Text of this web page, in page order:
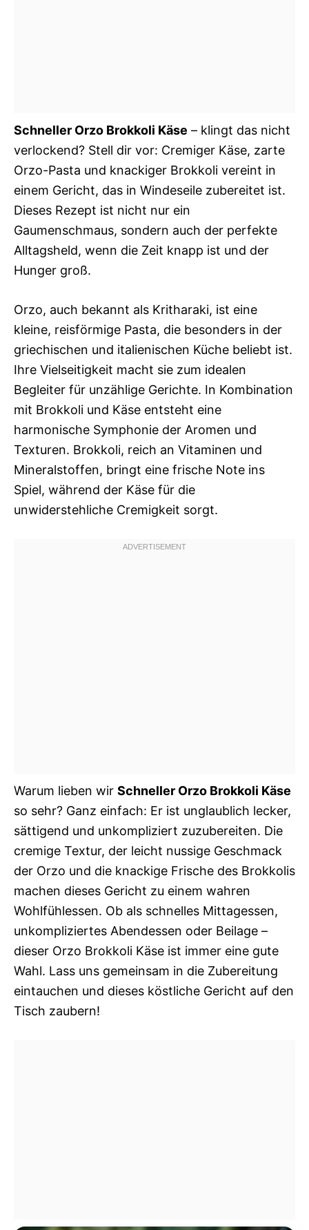
Schneller Orzo Brokkoli Käse – klingt das nicht
verlockend? Stell dir vor: Cremiger Käse, zarte
Orzo-Pasta und knackiger Brokkoli vereint in
einem Gericht, das in Windeseile zubereitet ist.
Dieses Rezept ist nicht nur ein
Gaumenschmaus, sondern auch der perfekte
Alltagsheld, wenn die Zeit knapp ist und der
Hunger groß.
Orzo, auch bekannt als Kritharaki, ist eine
kleine, reisförmige Pasta, die besonders in der
griechischen und italienischen Küche beliebt ist.
Ihre Vielseitigkeit macht sie zum idealen
Begleiter für unzählige Gerichte. In Kombination
mit Brokkoli und Käse entsteht eine
harmonische Symphonie der Aromen und
Texturen. Brokkoli, reich an Vitaminen und
Mineralstoffen, bringt eine frische Note ins
Spiel, während der Käse für die
unwiderstehliche Cremigkeit sorgt.
Warum lieben wir Schneller Orzo Brokkoli Käse
so sehr? Ganz einfach: Er ist unglaublich lecker,
sättigend und unkompliziert zuzubereiten. Die
cremige Textur, der leicht nussige Geschmack
der Orzo und die knackige Frische des Brokkolis
machen dieses Gericht zu einem wahren
Wohlfühlessen. Ob als schnelles Mittagessen,
unkompliziertes Abendessen oder Beilage –
dieser Orzo Brokkoli Käse ist immer eine gute
Wahl. Lass uns gemeinsam in die Zubereitung
eintauchen und dieses köstliche Gericht auf den
Tisch zaubern!